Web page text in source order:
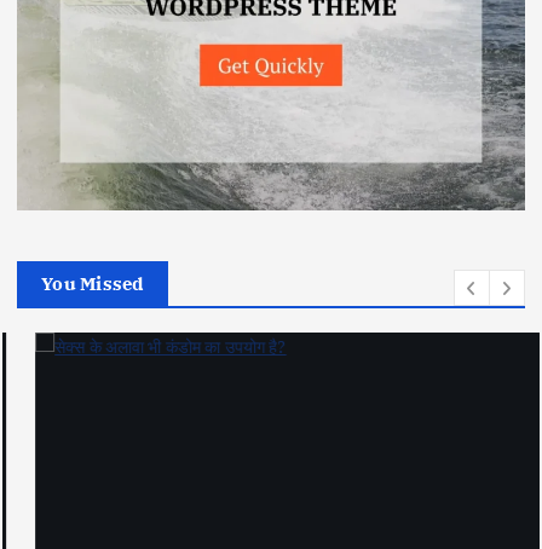
You Missed